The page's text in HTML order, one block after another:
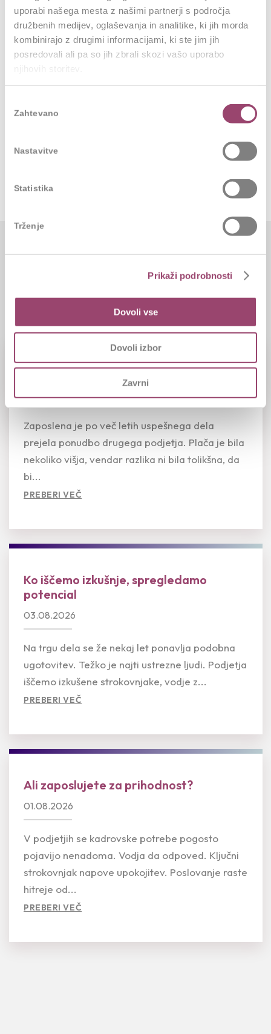
uporabi našega mesta z našimi partnerji s področja
družbenih medijev, oglaševanja in analitike, ki jih morda
kombinirajo z drugimi informacijami, ki ste jim jih
posredovali ali pa so jih zbrali skozi vašo uporabo
soglasja
Zahtevano
Nastavitve
Statistika
Trženje
Prikaži podrobnosti
Dovoli vse
Dovoli izbor
Zavrni
Napotek za delodajalce: Iščejo se delodajalci, ki
trajnost živijo
govorimo. Dobri kadri iščejo
Zavedajo se, da bodo v takih okoljih
sooblikovali boljšo prihodnost in pustili
Ostali članki
Plača in občutek pravičnosti
Zaposlena je po več letih uspešnega dela
prejela ponudbo drugega podjetja. Plača je bila
nekoliko višja, vendar razlika ni bila tolikšna, da
bi...
PREBERI VEČ
Ko iščemo izkušnje, spregledamo
potencial
03.08.2026
Na trgu dela se že nekaj let ponavlja podobna
ugotovitev. Težko je najti ustrezne ljudi. Podjetja
iščemo izkušene strokovnjake, vodje z...
PREBERI VEČ
Ali zaposlujete za prihodnost?
01.08.2026
V podjetjih se kadrovske potrebe pogosto
pojavijo nenadoma. Vodja da odpoved. Ključni
strokovnjak napove upokojitev. Poslovanje raste
hitreje od...
PREBERI VEČ